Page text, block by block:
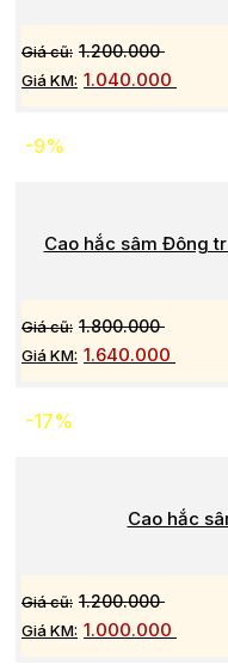
1.200.000
1.040.000
-9%
Cao hắc sâm Đông
1.800.000
1.640.000
-17%
Cao hắc
1.200.000
1.000.000